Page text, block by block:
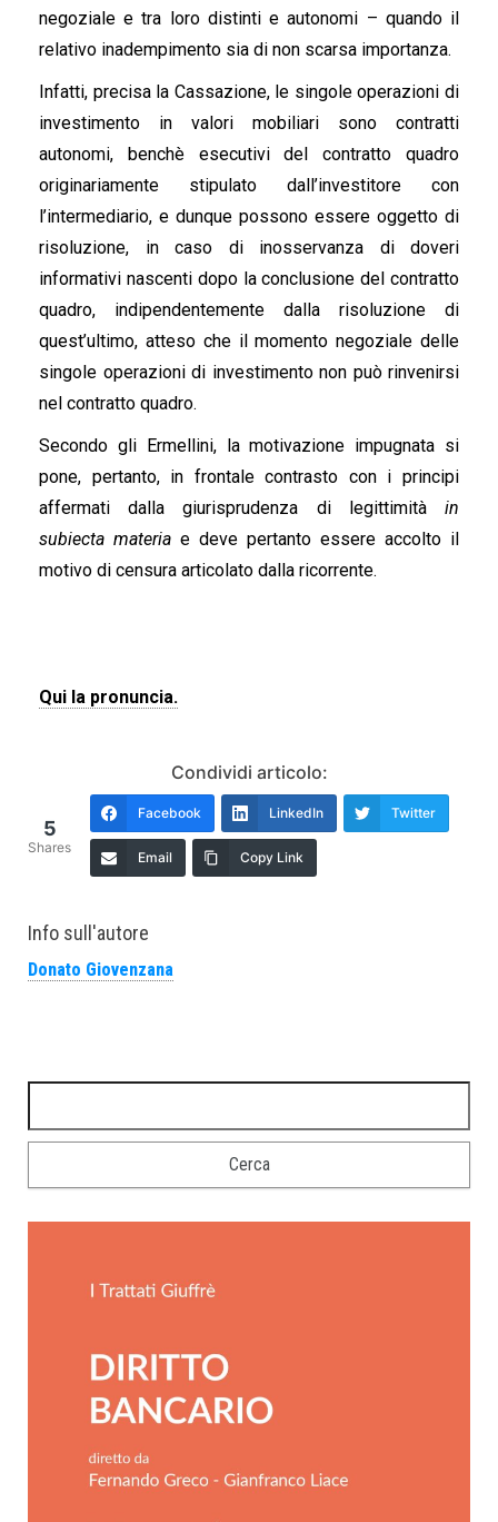
negoziale e tra loro distinti e autonomi – quando il
relativo inadempimento sia di non scarsa importanza.
Infatti, precisa la Cassazione, le singole operazioni di
investimento in valori mobiliari sono contratti
autonomi, benchè esecutivi del contratto quadro
originariamente stipulato dall’investitore con
l’intermediario, e dunque possono essere oggetto di
risoluzione, in caso di inosservanza di doveri
informativi nascenti dopo la conclusione del contratto
quadro, indipendentemente dalla risoluzione di
quest’ultimo, atteso che il momento negoziale delle
singole operazioni di investimento non può rinvenirsi
nel contratto quadro.
Secondo gli Ermellini, la motivazione impugnata si
pone, pertanto, in frontale contrasto con i principi
affermati dalla giurisprudenza di legittimità in
subiecta materia e deve pertanto essere accolto il
motivo di censura articolato dalla ricorrente.
Qui la pronuncia.
Condividi articolo:
5
Shares
Facebook LinkedIn Twitter
Email Copy Link
Info sull'autore
Donato Giovenzana